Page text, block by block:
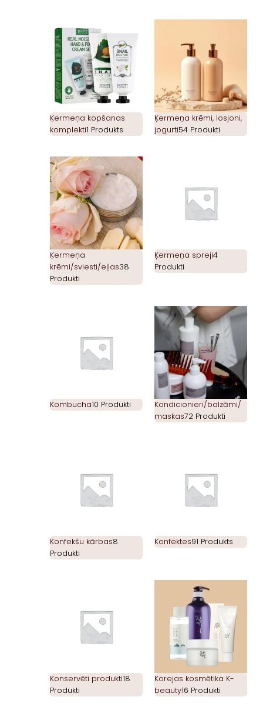
Ķermeņa kopšanas
komplekti1 Produkts
Ķermeņa krēmi, losjoni,
jogurti54 Produkti
Ķermeņa
krēmi/sviesti/eļļas38
Produkti
Ķermeņa spreji4
Produkti
Kombucha10 Produkti
Kondicionieri/balzāmi/
maskas72 Produkti
Konfekšu kārbas8
Produkti
Konfektes91 Produkts
Konservēti produkti18
Produkti
Korejas kosmētika K-
beauty16 Produkti